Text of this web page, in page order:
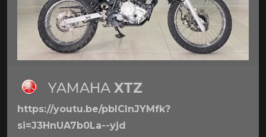
YAMAHA XTZ
https://youtu.be/pbICInJYMfk?
si=J3HnUA7b0La--yjd